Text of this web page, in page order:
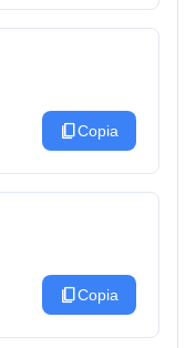
content_copyCopia
content_copyCopia